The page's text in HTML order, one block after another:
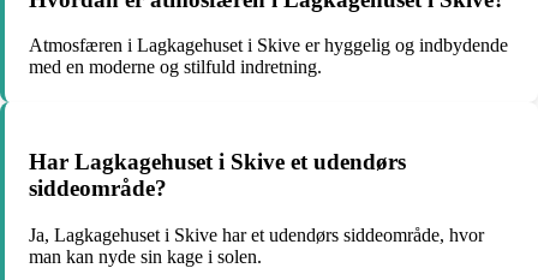
Atmosfæren i Lagkagehuset i Skive er hyggelig og indbydende
med en moderne og stilfuld indretning.
Har Lagkagehuset i Skive et udendørs
siddeområde?
Ja, Lagkagehuset i Skive har et udendørs siddeområde, hvor
man kan nyde sin kage i solen.